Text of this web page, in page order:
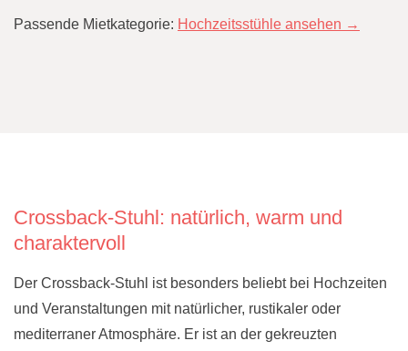
Passende Mietkategorie: Hochzeitsstühle ansehen →
Crossback-Stuhl: natürlich, warm und
charaktervoll
Der Crossback-Stuhl ist besonders beliebt bei Hochzeiten
und Veranstaltungen mit natürlicher, rustikaler oder
mediterraner Atmosphäre. Er ist an der gekreuzten